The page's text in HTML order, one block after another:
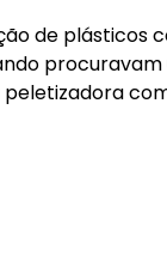
de plásticos